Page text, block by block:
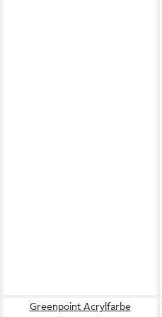
Greenpoint Acrylfarbe